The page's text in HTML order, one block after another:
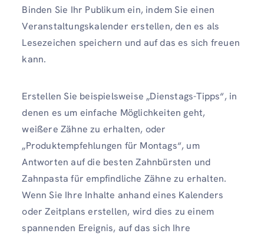
Binden Sie Ihr Publikum ein, indem Sie einen
Veranstaltungskalender erstellen, den es als
Lesezeichen speichern und auf das es sich freuen
kann.
Erstellen Sie beispielsweise „Dienstags-Tipps“, in
denen es um einfache Möglichkeiten geht,
weißere Zähne zu erhalten, oder
„Produktempfehlungen für Montags“, um
Antworten auf die besten Zahnbürsten und
Zahnpasta für empfindliche Zähne zu erhalten.
Wenn Sie Ihre Inhalte anhand eines Kalenders
oder Zeitplans erstellen, wird dies zu einem
spannenden Ereignis, auf das sich Ihre